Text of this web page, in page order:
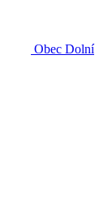
Obec Dolní